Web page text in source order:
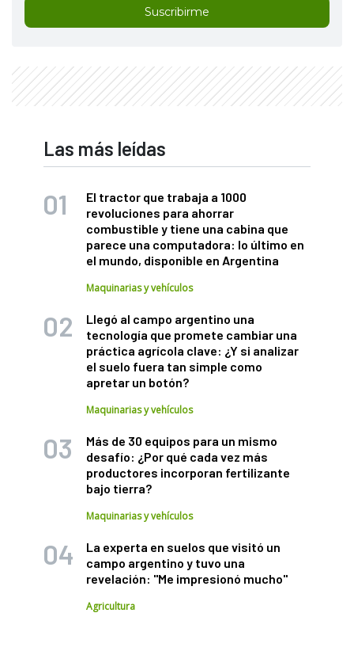
Suscribirme
Las más leídas
El tractor que trabaja a 1000
revoluciones para ahorrar
combustible y tiene una cabina que
parece una computadora: lo último en
el mundo, disponible en Argentina
Maquinarias y vehículos
Llegó al campo argentino una
tecnología que promete cambiar una
práctica agrícola clave: ¿Y si analizar
el suelo fuera tan simple como
apretar un botón?
Maquinarias y vehículos
Más de 30 equipos para un mismo
desafío: ¿Por qué cada vez más
productores incorporan fertilizante
bajo tierra?
Maquinarias y vehículos
La experta en suelos que visitó un
campo argentino y tuvo una
revelación: "Me impresionó mucho"
Agricultura